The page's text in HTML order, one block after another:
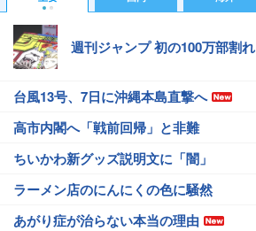
週刊ジャンプ 初の100万部割れ
台風13号、7日に沖縄本島直撃へ
高市内閣へ「戦前回帰」と非難
ちいかわ新グッズ説明文に「闇」
ラーメン店のにんにくの色に騒然
あがり症が治らない本当の理由